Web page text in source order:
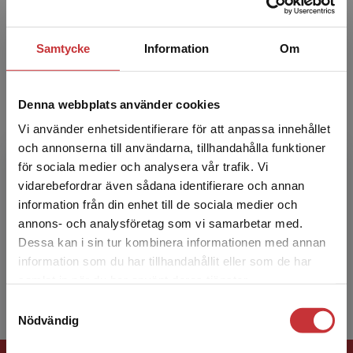
Samtycke Information Om
Denna webbplats använder cookies
Vi använder enhetsidentifierare för att anpassa innehållet
och annonserna till användarna, tillhandahålla funktioner
för sociala medier och analysera vår trafik. Vi
vidarebefordrar även sådana identifierare och annan
information från din enhet till de sociala medier och
annons- och analysföretag som vi samarbetar med.
Dessa kan i sin tur kombinera informationen med annan
information som du har tillhandahållit eller som de har
Nödvändig
Begränsad fraktregion
Det verkar som att du besöker
studentlitteratur.se via en enhet utanför Sverige.
Vi erbjuder inte leveranser utanför Sverige. För
att kunna slutföra ett köp måste
Lars Rönnbäck
Lars Rönnbäck är med.dr, professor vid
sektionen för klinisk neurovetenskap och
rehabilitering, institutionen för neurovetenskap
och fysiologi, Sah...